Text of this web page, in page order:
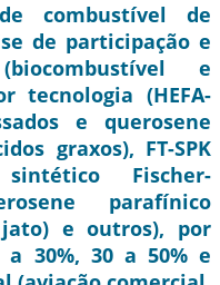
combustível de
de participação e
e
tecnologia (HEFA-
e querosene
graxos), FT-SPK
Fischer-
parafínico
e outros), por
30%, 30 a 50% e